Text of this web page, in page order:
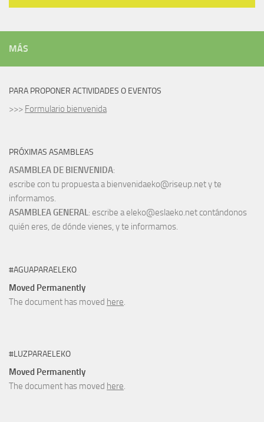
MÁS
PARA PROPONER ACTIVIDADES O EVENTOS
>>> Formulario bienvenida
PRÓXIMAS ASAMBLEAS
ASAMBLEA DE BIENVENIDA:
escribe con tu propuesta a bienvenidaeko@riseup.net y te
informamos.
ASAMBLEA GENERAL: escribe a eleko@eslaeko.net contándonos
quién eres, de dónde vienes, y te informamos.
#AGUAPARAELEKO
Moved Permanently
The document has moved here.
#LUZPARAELEKO
Moved Permanently
The document has moved here.